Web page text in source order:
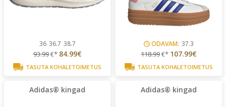
36 36.7 38.7
93.99€* 84.99€
TASUTA KOHALETOIMETUS
ODAVAM: 37.3
118.99€* 107.99€
TASUTA KOHALETOIMETUS
Adidas® kingad Adidas® kingad